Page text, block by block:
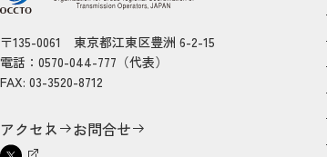
〒135-0061 東京都江東区豊洲 6-2-15
電話：0570-044-777（代表）
FAX: 03-3520-8712
アクセス お問合せ